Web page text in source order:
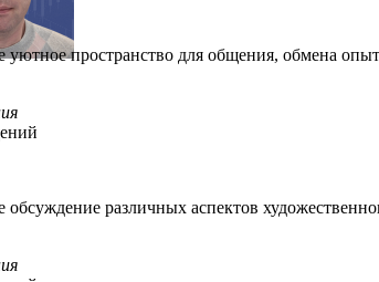
уютное пространство для общения, обмена
обсуждение различных аспектов